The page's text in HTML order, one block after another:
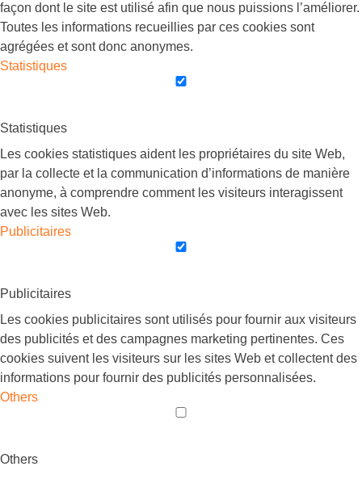
façon dont le site est utilisé afin que nous puissions l’améliorer.
Toutes les informations recueillies par ces cookies sont
agrégées et sont donc anonymes.
Statistiques
Statistiques
Les cookies statistiques aident les propriétaires du site Web,
par la collecte et la communication d’informations de manière
anonyme, à comprendre comment les visiteurs interagissent
avec les sites Web.
Publicitaires
Publicitaires
Les cookies publicitaires sont utilisés pour fournir aux visiteurs
des publicités et des campagnes marketing pertinentes. Ces
cookies suivent les visiteurs sur les sites Web et collectent des
informations pour fournir des publicités personnalisées.
Others
Others